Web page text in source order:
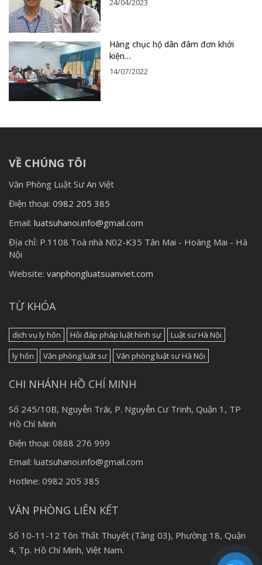
24/04/2023
Hàng chục hộ dân đâm đơn khởi
kiện…
14/07/2022
VỀ CHÚNG TÔI
Văn Phòng Luật Sư An Việt
Điện thoại: 0982 205 385
Email: luatsuhanoi.info@gmail.com
Địa chỉ: P.1108 Toà nhà N02-K35 Tân Mai - Hoàng Mai - Hà
Nội
Website: vanphongluatsuanviet.com
TỪ KHÓA
dịch vụ ly hôn Hỏi đáp pháp luật hình sự
Luật sư Hà Nội
ly hôn
Văn phòng luật sư Văn phòng luật sư Hà Nội
CHI NHÁNH HỒ CHÍ MINH
Số 245/10B, Nguyễn Trãi, P. Nguyễn Cư Trinh, Quận 1, TP
Hồ Chí Minh
Điện thoại: 0888 276 999
Email: luatsuhanoi.info@gmail.com
Hotline: 0982 205 385
VĂN PHÒNG LIÊN KẾT
Số 10-11-12 Tôn Thất Thuyết (Tầng 03), Phường 18, Quận
4, Tp. Hồ Chí Minh, Việt Nam.